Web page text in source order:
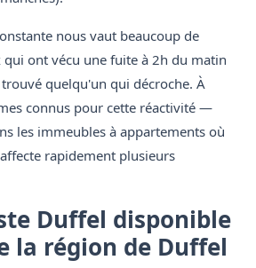
nous vaut beaucoup de
qui ont vécu une fuite à 2h du matin
quelqu'un qui décroche. À
connus pour cette réactivité —
les immeubles à appartements où
rapidement plusieurs
Duffel disponible
la région de Duffel